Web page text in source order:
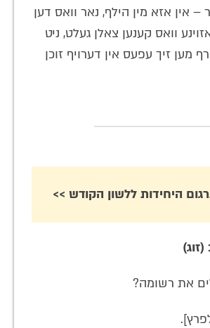
– אין אזא מין הילף, נאר וואס דען
וואס קענען צאלן געלט, ניט
מען זיך עפעס אין דערויף זוכן
היחידות ללשון הקודש >>
את רשומה?